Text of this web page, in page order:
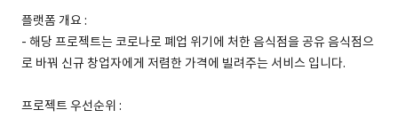
플랫폼 개요 :
- 해당 프로젝트는 코로나로 폐업 위기에 처한 음식점을 공유 음식점으
로 바꿔 신규 창업자에게 저렴한 가격에 빌려주는 서비스 입니다.
프로젝트 우선순위 :